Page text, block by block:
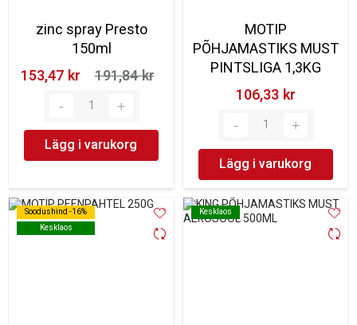
zinc spray Presto
150ml
153,47 kr‎
191,84 kr‎
Lägg i varukorg
MOTIP
PÕHJAMASTIKS MUST
PINTSLIGA 1,3KG
106,33 kr‎
Lägg i varukorg
Soodushind -16%
Kesklaos
Soodushind -16%
Kesklaos
Kesklaos
Kesklaos